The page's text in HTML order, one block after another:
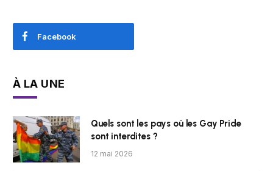
Facebook
À LA UNE
Quels sont les pays où les Gay Pride
sont interdites ?
12 mai 2026